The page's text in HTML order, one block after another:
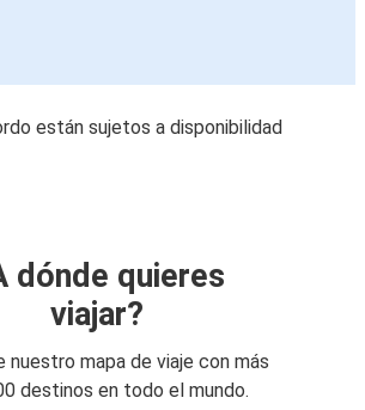
están sujetos a disponibilidad
dónde quieres
viajar?
nuestro mapa de viaje con más
destinos en todo el mundo.